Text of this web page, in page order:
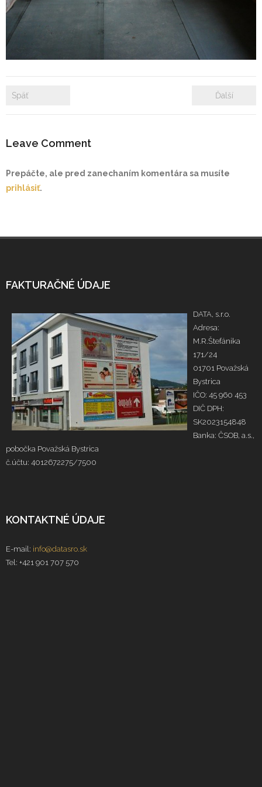
- Rekonštrukcie bytových a nebytových priestorov
Späť Ďalší
Leave Comment
Prepáčte, ale pred zanechaním komentára sa musíte
prihlásiť.
FAKTURAČNÉ ÚDAJE
DATA, s.r.o.
Adresa:
M.R.Štefánika
171/24
01701 Považská
Bystrica
IČO: 45 960 453
DIČ DPH:
SK2023154848
Banka: ČSOB, a.s.,
pobočka Považská Bystrica
č.účtu: 4012672275/7500
KONTAKTNÉ ÚDAJE
E-mail: info@datasro.sk
Tel: +421 901 707 570